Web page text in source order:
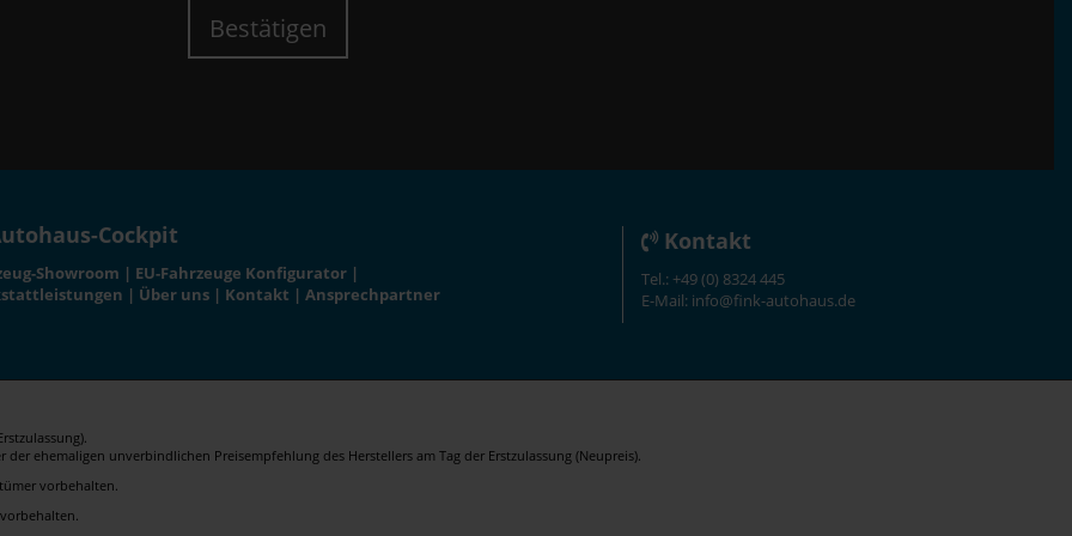
Bestätigen
Cockpit
Showroom | EU-Fahrzeuge Konfigurator |
| Über uns | Kontakt |Ansprechpartner
Kontakt
Tel.: +49 (0) 8324 445
E-Mail: info@fink-autohaus.de
ehemaligen unverbindlichen Preisempfehlung des Herstellers am Tag der Erstzulassung (Neupreis).
vorbehalten.